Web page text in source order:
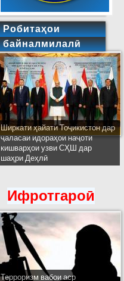
Робитаҳои
байналмилалӣ
Ширкати ҳайати Тоҷикистон дар
ҷаласаи идораҳои наҷоти
кишварҳои узви СҲШ дар
шаҳри Деҳлӣ
Ифротгароӣ
Терроризм вабои аср